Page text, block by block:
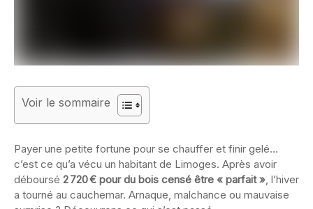
Voir le sommaire
Payer une petite fortune pour se chauffer et finir gelé…
c’est ce qu’a vécu un habitant de Limoges. Après avoir
déboursé 2 720 € pour du bois censé être « parfait », l’hiver
a tourné au cauchemar. Arnaque, malchance ou mauvaise